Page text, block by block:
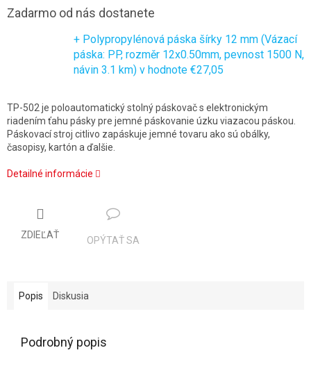
Zadarmo od nás dostanete
+ Polypropylénová páska šírky 12 mm (Vázací
páska: PP, rozměr 12x0.50mm, pevnost 1500 N,
návin 3.1 km) v hodnote €27,05
TP-502 je poloautomatický stolný páskovač s elektronickým
riadením ťahu pásky pre jemné páskovanie úzku viazacou páskou.
Páskovací stroj citlivo zapáskuje jemné tovaru ako sú obálky,
časopisy, kartón a ďalšie.
Detailné informácie
ZDIEĽAŤ
OPÝTAŤ SA
Popis Diskusia
Podrobný popis